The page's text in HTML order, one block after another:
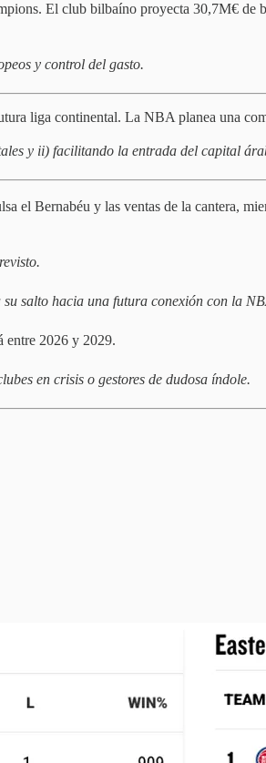
El club bilbaíno proyecta 30,7M€ de
y control del gasto.
liga continental. La NBA planea una
y ii) facilitando la entrada del capital
el Bernabéu y las ventas de la cantera,
salto hacia una futura conexión con la
entre 2026 y 2029.
en crisis o gestores de dudosa índole.